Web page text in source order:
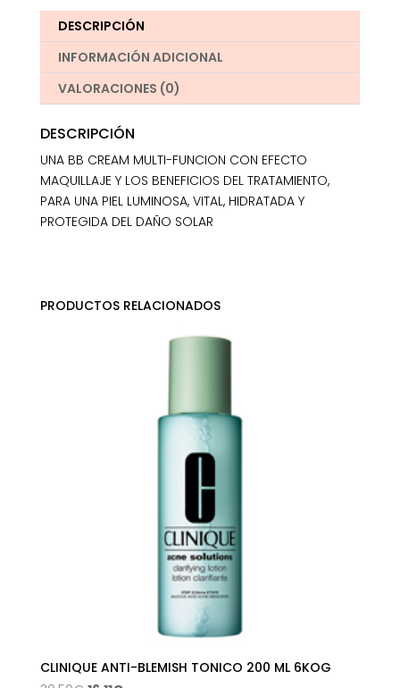
DESCRIPCIÓN
INFORMACIÓN ADICIONAL
VALORACIONES (0)
DESCRIPCIÓN
UNA BB CREAM MULTI-FUNCION CON EFECTO
MAQUILLAJE Y LOS BENEFICIOS DEL TRATAMIENTO,
PARA UNA PIEL LUMINOSA, VITAL, HIDRATADA Y
PROTEGIDA DEL DAÑO SOLAR
PRODUCTOS RELACIONADOS
CLINIQUE ANTI-BLEMISH TONICO 200 ML 6KOG